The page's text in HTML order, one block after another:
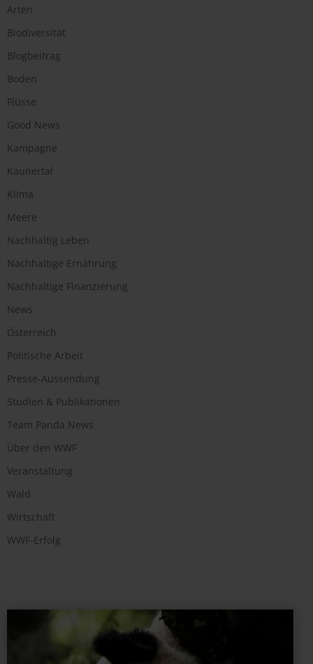
Arten
Biodiversität
Blogbeitrag
Boden
Flüsse
Good News
Kampagne
Kaunertal
Klima
Meere
Nachhaltig Leben
Nachhaltige Ernährung
Nachhaltige Finanzierung
News
Österreich
Politische Arbeit
Presse-Aussendung
Studien & Publikationen
Team Panda News
Über den WWF
Veranstaltung
Wald
Wirtschaft
WWF-Erfolg